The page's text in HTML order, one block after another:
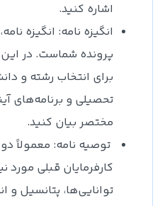
اشاره کنید.
انگیزه نامه: انگیزه
پرونده شماست. در این
برای انتخاب رشته و
تحصیلی و برنامه‌های
مختصر بیان کنید.
توصیه‌ نامه: معمولاً دو
کارفرمایان قبلی مورد
توانایی‌ها، پتانسیل و